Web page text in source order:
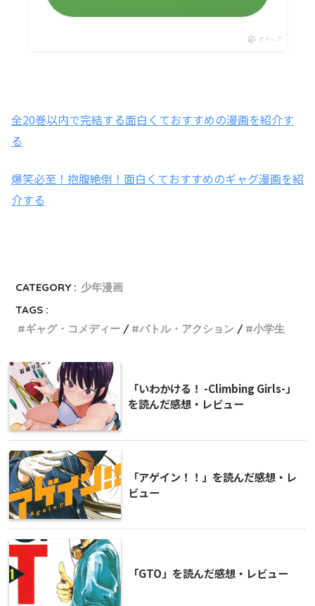
ポチップ
全20巻以内で完結する面白くておすすめの漫画を紹介す
る
爆笑必至！抱腹絶倒！面白くておすすめのギャグ漫画を紹
介する
CATEGORY : 少年漫画
TAGS :
ギャグ・コメディー
バトル・アクション 小学生
「いわかける！ -Climbing Girls-」
を読んだ感想・レビュー
「アゲイン！！」を読んだ感想・レ
ビュー
「GTO」を読んだ感想・レビュー